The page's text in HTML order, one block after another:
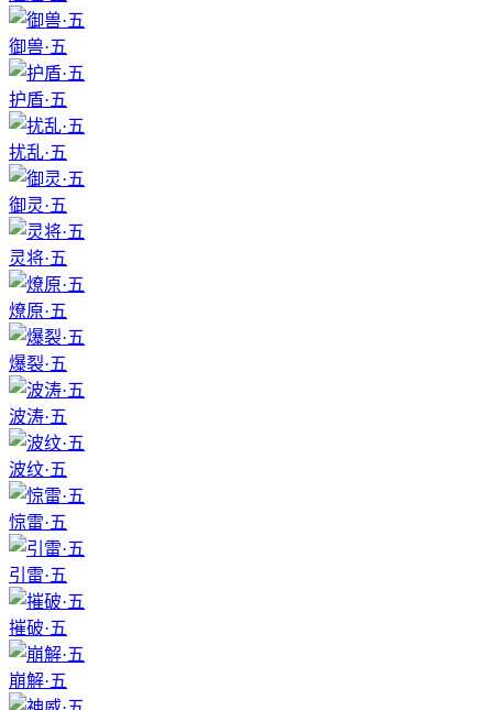
御兽·五
护盾·五
扰乱·五
御灵·五
灵将·五
燎原·五
爆裂·五
波涛·五
波纹·五
惊雷·五
引雷·五
摧破·五
崩解·五